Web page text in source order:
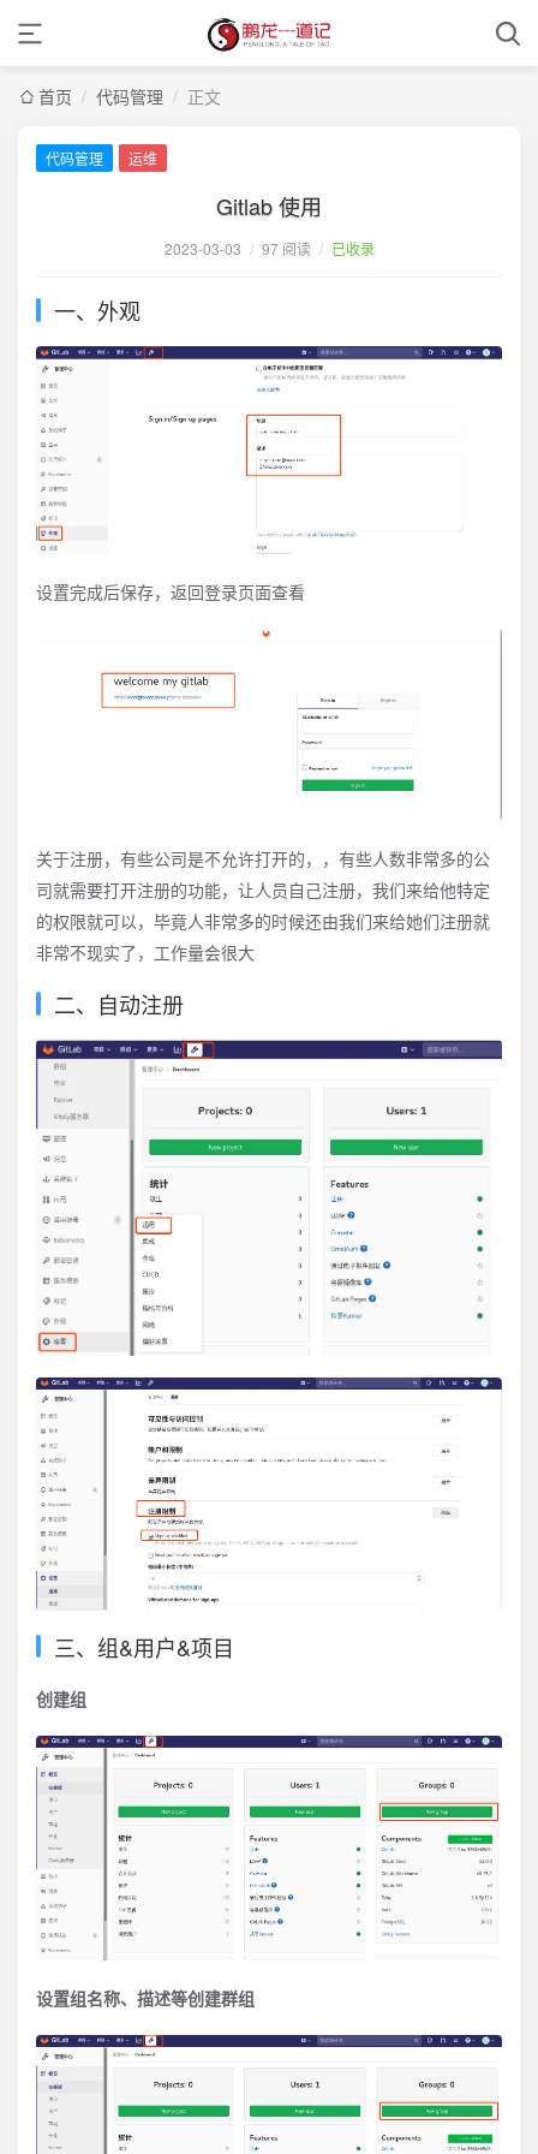
首页 / 代码管理 / 正文
代码管理 运维
Gitlab 使用
2023-03-03 / 97 阅读 / 已收录
一、外观
设置完成后保存，返回登录页面查看
关于注册，有些公司是不允许打开的，，有些人数非常多的公
司就需要打开注册的功能，让人员自己注册，我们来给他特定
的权限就可以，毕竟人非常多的时候还由我们来给她们注册就
非常不现实了，工作量会很大
二、自动注册
三、组&用户&项目
创建组
设置组名称、描述等创建群组